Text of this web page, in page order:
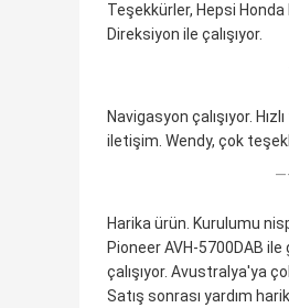
Teşekkürler, Hepsi Honda
Direksiyon ile çalışıyor.
Navigasyon çalışıyor.
iletişim. Wendy, çok
Harika ürün. Kurulumu
Pioneer AVH-5700DAB
çalışıyor. Avustralya'ya
Satış sonrası yardım